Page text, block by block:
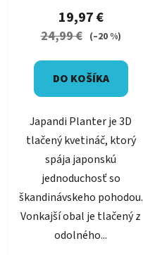
produktu
je
5
19,97 €
24,99 € (–20 %)
DO KOŠÍKA
Japandi Planter je 3D
tlačený kvetináč, ktorý
spája japonskú
jednoduchosť so
škandinávskeho pohodou.
Vonkajší obal je tlačený z
odolného...